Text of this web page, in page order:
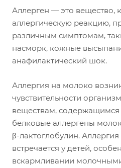
Аллерген — это вещество,
аллергическую реакцию,
различным симптомам,
насморк, кожные
анафилактический шок.
Аллергия на молоко
чувствительности
веществам,
белковые аллергены
β-лактоглобулин.
встречается у детей,
вскармливании